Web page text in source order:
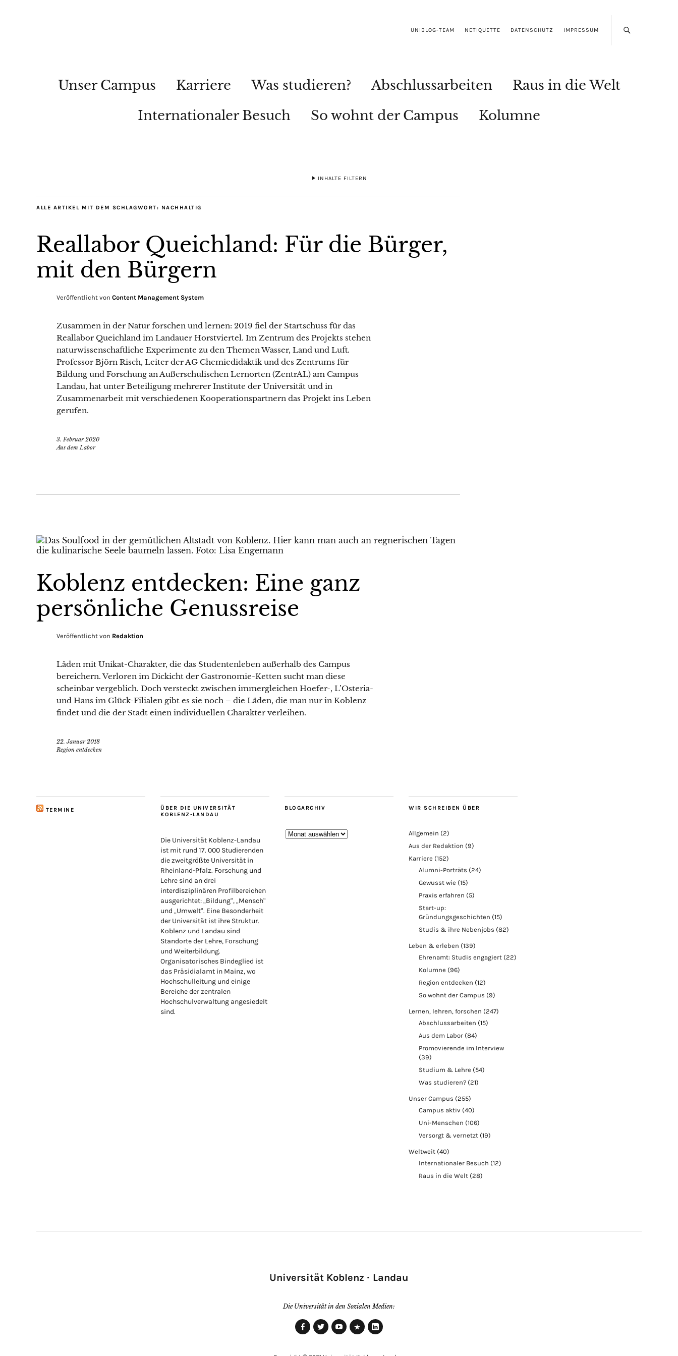
UNIBLOG-TEAM NETIQUETTE DATENSCHUTZ IMPRESSUM
Unser Campus Karriere Was studieren? Abschlussarbeiten
Raus in die Welt
Internationaler Besuch
So wohnt der Campus Kolumne
INHALTE FILTERN
ALLE ARTIKEL MIT DEM SCHLAGWORT: NACHHALTIG
Reallabor Queichland: Für die Bürger,
mit den Bürgern
Veröffentlicht von Content Management System
Zusammen in der Natur forschen und lernen: 2019 fiel der Startschuss für das
Reallabor Queichland im Landauer Horstviertel. Im Zentrum des Projekts stehen
naturwissenschaftliche Experimente zu den Themen Wasser, Land und Luft.
Professor Björn Risch, Leiter der AG Chemiedidaktik und des Zentrums für
Bildung und Forschung an Außerschulischen Lernorten (ZentrAL) am Campus
Landau, hat unter Beteiligung mehrerer Institute der Universität und in
Zusammenarbeit mit verschiedenen Kooperationspartnern das Projekt ins Leben
gerufen.
3. Februar 2020
Aus dem Labor
Koblenz entdecken: Eine ganz
persönliche Genussreise
Veröffentlicht von Redaktion
Läden mit Unikat-Charakter, die das Studentenleben außerhalb des Campus
bereichern. Verloren im Dickicht der Gastronomie-Ketten sucht man diese
scheinbar vergeblich. Doch versteckt zwischen immergleichen Hoefer-, L’Osteria-
und Hans im Glück-Filialen gibt es sie noch – die Läden, die man nur in Koblenz
findet und die der Stadt einen individuellen Charakter verleihen.
22. Januar 2018
Region entdecken
TERMINE
ÜBER DIE UNIVERSITÄT
KOBLENZ-LANDAU
Die Universität Koblenz-Landau
ist mit rund 17. 000 Studierenden
die zweitgrößte Universität in
Rheinland-Pfalz. Forschung und
Lehre sind an drei
interdisziplinären Profilbereichen
ausgerichtet: „Bildung“, „Mensch“
und „Umwelt“. Eine Besonderheit
der Universität ist ihre Struktur.
Koblenz und Landau sind
Standorte der Lehre, Forschung
und Weiterbildung.
Organisatorisches Bindeglied ist
das Präsidialamt in Mainz, wo
Hochschulleitung und einige
Bereiche der zentralen
Hochschulverwaltung angesiedelt
sind.
BLOGARCHIV
Blogarchiv
WIR SCHREIBEN ÜBER
Allgemein (2)
Aus der Redaktion (9)
Karriere (152)
Alumni-Porträts (24)
Gewusst wie (15)
Praxis erfahren (5)
Start-up:
Gründungsgeschichten (15)
Studis & ihre Nebenjobs (82)
Leben & erleben (139)
Ehrenamt: Studis engagiert (22)
Kolumne (96)
Region entdecken (12)
So wohnt der Campus (9)
Lernen, lehren, forschen (247)
Abschlussarbeiten (15)
Aus dem Labor (84)
Promovierende im Interview
(39)
Studium & Lehre (54)
Was studieren? (21)
Unser Campus (255)
Campus aktiv (40)
Uni-Menschen (106)
Versorgt & vernetzt (19)
Weltweit (40)
Internationaler Besuch (12)
Raus in die Welt (28)
Universität Koblenz · Landau
Die Universität in den Sozialen Medien: